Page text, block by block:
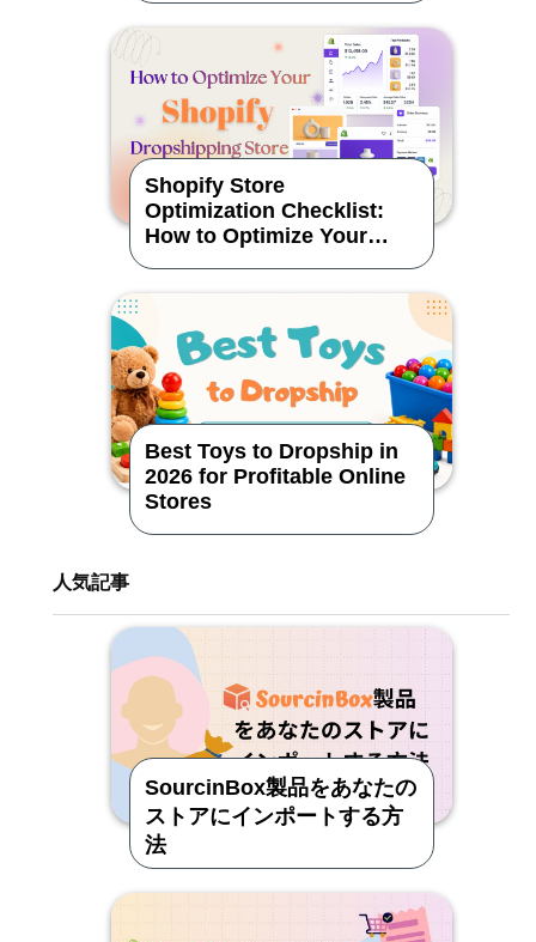
Shopify Store
Optimization Checklist:
How to Optimize Your
Dropshipping Store
Best Toys to Dropship in
2026 for Profitable Online
Stores
人気記事
SourcinBox製品をあなたの
ストアにインポートする方
法